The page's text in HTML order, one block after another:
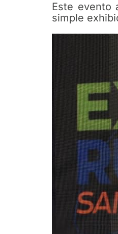
Este evento
simple